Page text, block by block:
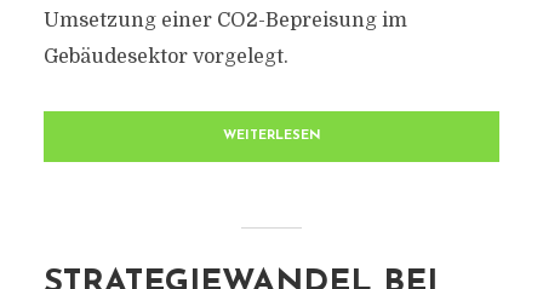
Umsetzung einer CO2-Bepreisung im
Gebäudesektor vorgelegt.
WEITERLESEN